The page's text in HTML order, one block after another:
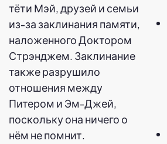
тёти Мэй, друзей и семьи
из-за заклинания памяти,
наложенного Доктором
Стрэнджем. Заклинание
также разрушило
отношения между
Питером и Эм-Джей,
поскольку она ничего о
нём не помнит.